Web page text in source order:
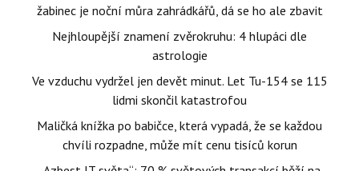
žabinec je noční můra zahrádkářů, dá se ho ale zbavit
Nejhloupější znamení zvěrokruhu: 4 hlupáci dle
astrologie
Ve vzduchu vydržel jen devět minut. Let Tu-154 se 115
lidmi skončil katastrofou
Maličká knížka po babičce, která vypadá, že se každou
chvíli rozpadne, může mít cenu tisíců korun